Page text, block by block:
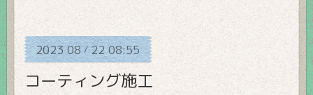
2023 08/22 08:55
コーティング施工